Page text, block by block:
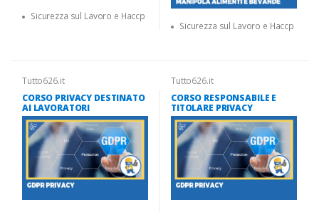
Sicurezza sul Lavoro e Haccp
Sicurezza sul Lavoro e Haccp
Tutto626.it
CORSO PRIVACY DESTINATO
AI LAVORATORI
Tutto626.it
CORSO RESPONSABILE E
TITOLARE PRIVACY